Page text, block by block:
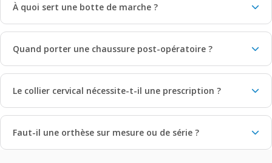
À quoi sert une botte de marche ?
Quand porter une chaussure post-opératoire ?
Le collier cervical nécessite-t-il une prescription ?
Faut-il une orthèse sur mesure ou de série ?